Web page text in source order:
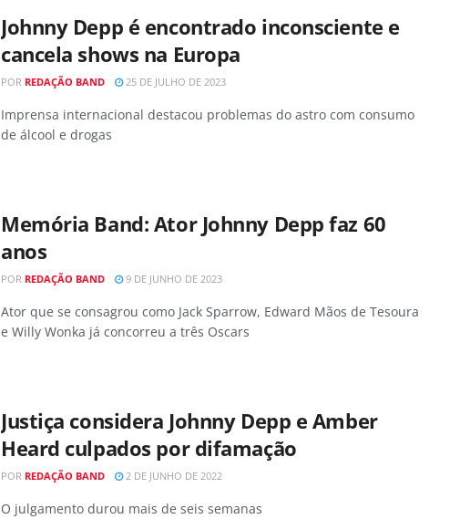
Johnny Depp é encontrado inconsciente e
cancela shows na Europa
POR REDAÇÃO BAND 25 DE JULHO DE 2023
Imprensa internacional destacou problemas do astro com consumo
de álcool e drogas
Memória Band: Ator Johnny Depp faz 60
anos
POR REDAÇÃO BAND 9 DE JUNHO DE 2023
Ator que se consagrou como Jack Sparrow, Edward Mãos de Tesoura
e Willy Wonka já concorreu a três Oscars
Justiça considera Johnny Depp e Amber
Heard culpados por difamação
POR REDAÇÃO BAND 2 DE JUNHO DE 2022
O julgamento durou mais de seis semanas